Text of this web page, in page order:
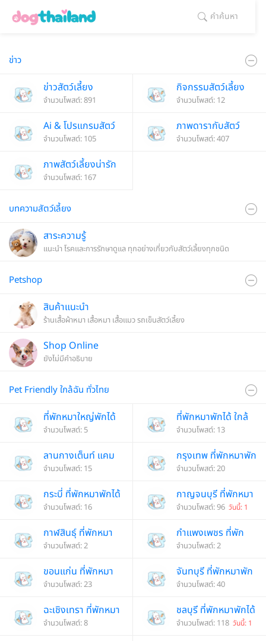
คำค้นหา
ข่าว
ข่าวสัตว์เลี้ยง
จำนวนโพสต์: 891
กิจกรรมสัตว์เลี้ยง
จำนวนโพสต์: 12
Ai & โปรแกรมสัตว์
เลี้ยง
จำนวนโพสต์: 105
ภาพดารากับสัตว์
เลี้ยง
จำนวนโพสต์: 407
ภาพสัตว์เลี้ยงน่ารัก
จำนวนโพสต์: 167
บทความสัตว์เลี้ยง
สาระความรู้
แนะนำ โรคและการรักษาดูแล ทุกอย่างเกี่ยวกับสัตว์เลี้ยงทุกชนิด
Petshop
สินค้าแนะนำ
ร้านเสื้อผ้าหมา เสื้อหมา เสื้อแมว รถเข็นสัตว์เลี้ยง
Shop Online
ยังไม่มีคำอธิบาย
Pet Friendly ใกล้ฉัน ทั่วไทย
ที่พักหมาใหญ่พักได้
Pet friendly
จำนวนโพสต์: 5
ที่พักหมาพักได้ ใกล้
กรุงเทพ
จำนวนโพสต์: 13
ลานกางเต็นท์ แคม
ปิ้ง Pet friendly
จำนวนโพสต์: 15
กรุงเทพ ที่พักหมาพัก
ได้
จำนวนโพสต์: 20
กระบี่ ที่พักหมาพักได้
จำนวนโพสต์: 16
กาญจนบุรี ที่พักหมา
พักได้
จำนวนโพสต์: 96 วันนี้: 1
กาฬสินธุ์ ที่พักหมา
พักได้
จำนวนโพสต์: 2
กำแพงเพชร ที่พัก
หมาพักได้
จำนวนโพสต์: 2
ขอนแก่น ที่พักหมา
พักได้
จำนวนโพสต์: 23
จันทบุรี ที่พักหมาพัก
ได้
จำนวนโพสต์: 40
ฉะเชิงเทรา ที่พักหมา
พักได้
จำนวนโพสต์: 8
ชลบุรี ที่พักหมาพักได้
จำนวนโพสต์: 118 วันนี้: 1